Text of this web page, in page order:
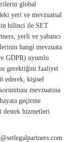
global
yeri ve mevzuatsal
bilinci ile SET
yerli ve yabancı
hangi mevzuata
GDPR) uyumlu
gerektiğini faaliyet
ederek, kişisel
mevzuatına
geçirme
destek hizmetleri